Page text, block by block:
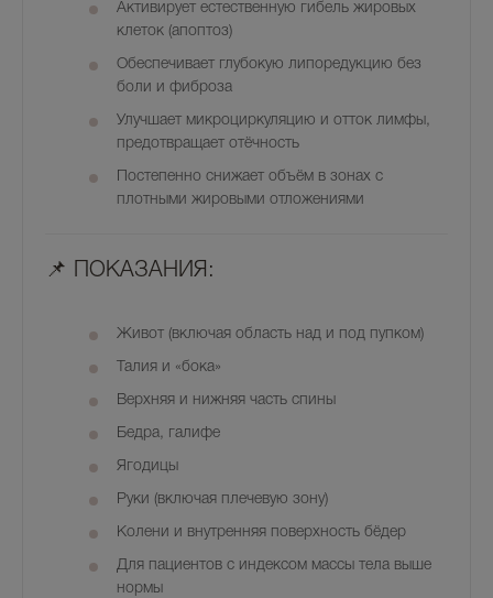
Активирует естественную гибель жировых
клеток (апоптоз)
Обеспечивает глубокую липоредукцию без
боли и фиброза
Улучшает микроциркуляцию и отток лимфы ,
предотвращает отёчность
Постепенно снижает объём в зонах с
плотными жировыми отложениями
📌 ПОКАЗАНИЯ:
Живот (включая область над и под пупком)
Талия и «бока»
Верхняя и нижняя часть спины
Бедра, галифе
Ягодицы
Руки (включая плечевую зону)
Колени и внутренняя поверхность бёдер
Для пациентов с индексом массы тела выше
нормы